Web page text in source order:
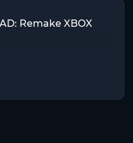
Remake XBOX